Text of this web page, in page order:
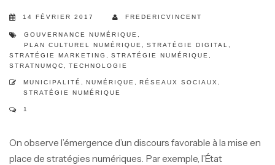
14 FÉVRIER 2017 FREDERICVINCENT
GOUVERNANCE NUMÉRIQUE
PLAN CULTUREL NUMÉRIQUE
STRATÉGIE DIGITAL
STRATÉGIE MARKETING
STRATÉGIE NUMÉRIQUE
STRATNUMQC
TECHNOLOGIE
MUNICIPALITÉ NUMÉRIQUE RÉSEAUX SOCIAUX
STRATÉGIE NUMÉRIQUE
1
On observe l’émergence d’un discours favorable à la mise en
place de stratégies numériques. Par exemple, l’État